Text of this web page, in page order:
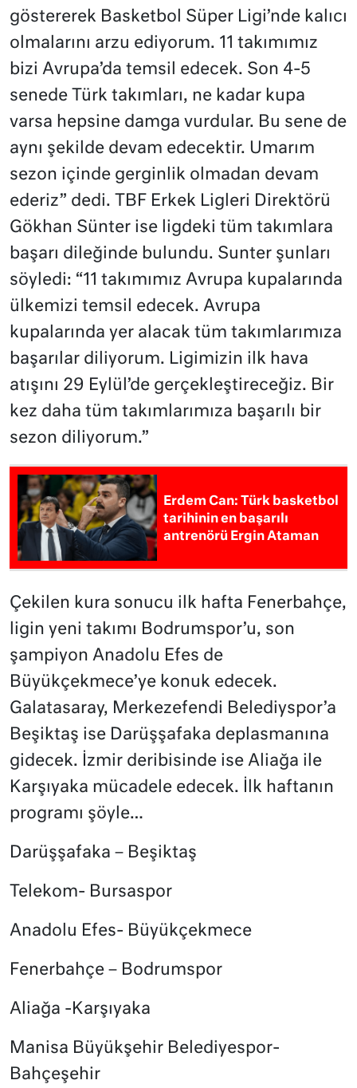
göstererek Basketbol Süper Ligi’nde kalıcı
olmalarını arzu ediyorum. 11 takımımız
bizi Avrupa’da temsil edecek. Son 4-5
senede Türk takımları, ne kadar kupa
varsa hepsine damga vurdular. Bu sene de
aynı şekilde devam edecektir. Umarım
sezon içinde gerginlik olmadan devam
ederiz” dedi. TBF Erkek Ligleri Direktörü
Gökhan Sünter ise ligdeki tüm takımlara
başarı dileğinde bulundu. Sunter şunları
söyledi: “11 takımımız Avrupa kupalarında
ülkemizi temsil edecek. Avrupa
kupalarında yer alacak tüm takımlarımıza
başarılar diliyorum. Ligimizin ilk hava
atışını 29 Eylül’de gerçekleştireceğiz. Bir
kez daha tüm takımlarımıza başarılı bir
sezon diliyorum.”
Erdem Can: Türk basketbol
tarihinin en başarılı
antrenörü Ergin Ataman
Çekilen kura sonucu ilk hafta Fenerbahçe,
ligin yeni takımı Bodrumspor’u, son
şampiyon Anadolu Efes de
Büyükçekmece’ye konuk edecek.
Galatasaray, Merkezefendi Belediyspor’a
Beşiktaş ise Darüşşafaka deplasmanına
gidecek. İzmir deribisinde ise Aliağa ile
Karşıyaka mücadele edecek. İlk haftanın
programı şöyle…
Darüşşafaka – Beşiktaş
Telekom- Bursaspor
Anadolu Efes- Büyükçekmece
Fenerbahçe – Bodrumspor
Aliağa -Karşıyaka
Manisa Büyükşehir Belediyespor-
Bahçeşehir